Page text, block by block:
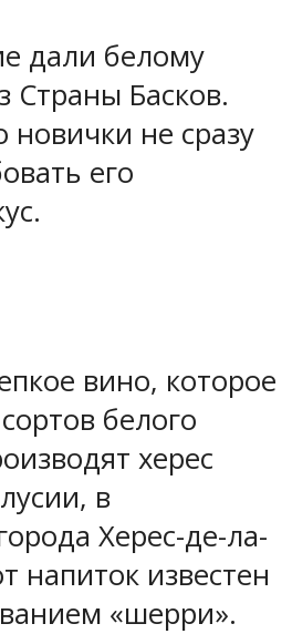
дали белому
Страны Басков.
новички не сразу
его
вино, которое
белого
херес
в
Херес-де-ла-
напиток известен
«шерри».